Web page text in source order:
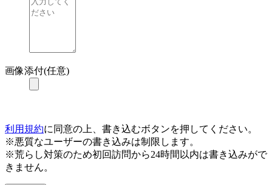
画像添付(任意)
利用規約に同意の上、書き込むボタンを押してください。
※悪質なユーザーの書き込みは制限します。
※荒らし対策のため初回訪問から24時間以内は書き込みがで
きません。